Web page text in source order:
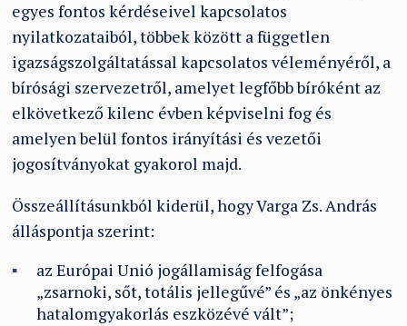
egyes fontos kérdéseivel kapcsolatos
nyilatkozataiból, többek között a független
igazságszolgáltatással kapcsolatos véleményéről, a
bírósági szervezetről, amelyet legfőbb bíróként az
elkövetkező kilenc évben képviselni fog és
amelyen belül fontos irányítási és vezetői
jogosítványokat gyakorol majd.
Összeállításunkból kiderül, hogy Varga Zs. András
álláspontja szerint:
az Európai Unió jogállamiság felfogása
„zsarnoki, sőt, totális jellegűvé” és „az önkényes
hatalomgyakorlás eszközévé vált”;